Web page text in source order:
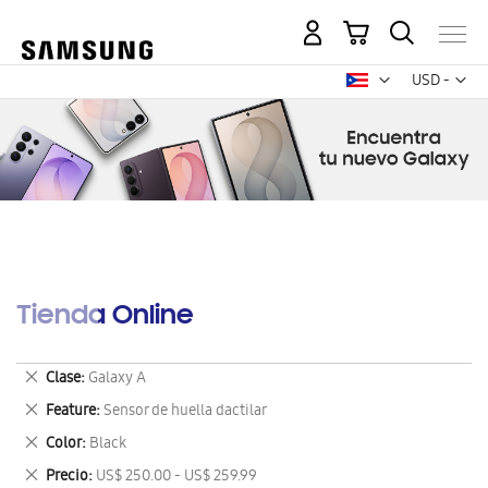
USD -
dólar
Mi carrito
Tienda Online
Clase Galaxy A
Eliminar
este
artículo
Feature Sensor de huella dactilar
Eliminar
este
artículo
Color Black
Eliminar
este
Precio US$ 250.00 - US$ 259.99
Eliminar